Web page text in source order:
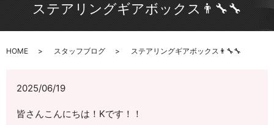
ステアリングギアボックス👨‍🔧🔧
HOME スタッフブログ ステアリングギアボックス👨‍🔧🔧
2025/06/19
皆さんこんにちは！Kです！！